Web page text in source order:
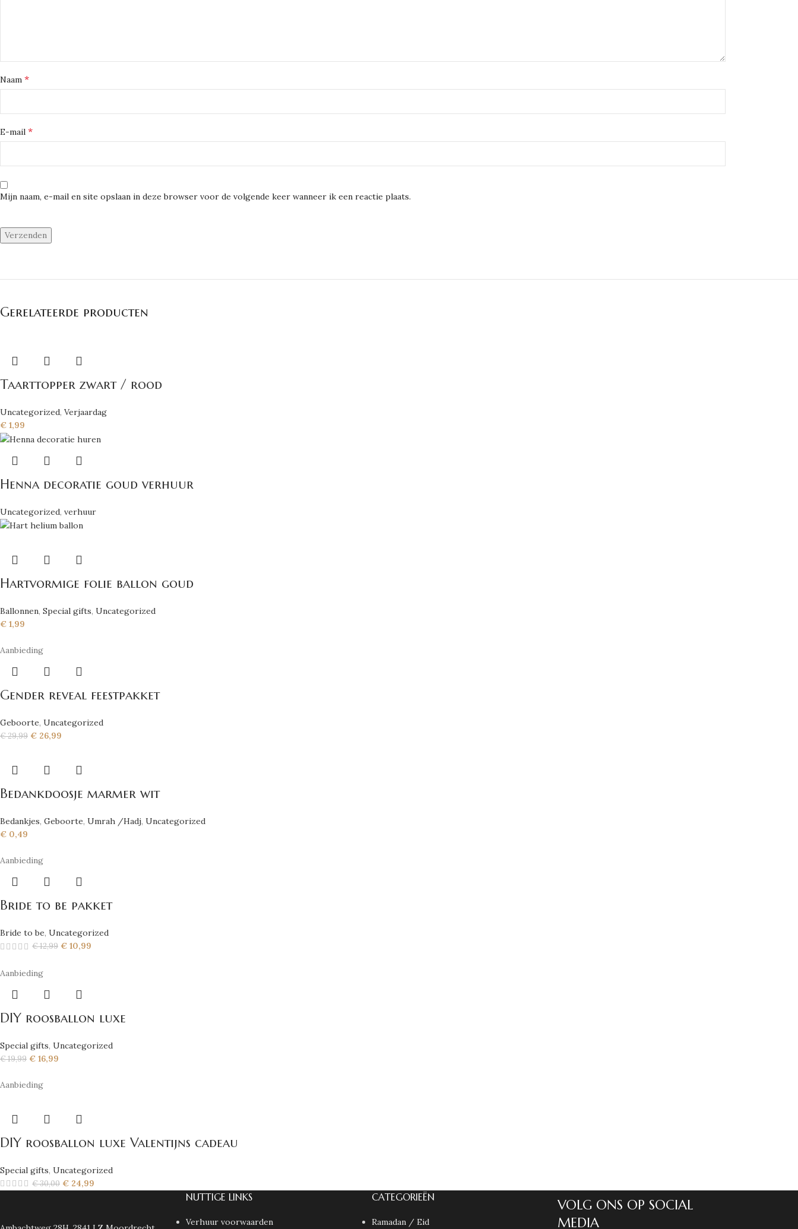
Naam *
E-mail *
Mijn naam, e-mail en site opslaan in deze browser voor de volgende keer wanneer ik een reactie plaats.
Gerelateerde producten
Taarttopper zwart / rood
Uncategorized, Verjaardag
€ 1,99
Henna decoratie goud verhuur
Uncategorized, verhuur
Hartvormige folie ballon goud
Ballonnen, Special gifts, Uncategorized
€ 1,99
Aanbieding
Gender reveal feestpakket
Geboorte, Uncategorized
€29,99 € 26,99
Bedankdoosje marmer wit
Bedankjes, Geboorte, Umrah /Hadj, Uncategorized
€ 0,49
Aanbieding
Bride to be pakket
Bride to be, Uncategorized
€12,99 € 10,99
Aanbieding
DIY roosballon luxe
Special gifts, Uncategorized
€19,99 € 16,99
Aanbieding
DIY roosballon luxe Valentijns cadeau
Special gifts, Uncategorized
€30,00 € 24,99
NUTTIGE LINKS
Verhuur voorwaarden
CATEGORIEËN
Ramadan / Eid
VOLG ONS OP SOCIAL
MEDIA